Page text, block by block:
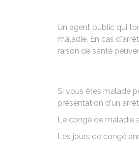
Un agent public qui
maladie. En cas
raison de santé
Si vous êtes malade
présentation d'un
Le congé de maladie
Les jours de congé